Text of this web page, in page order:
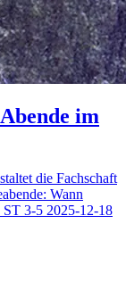
im
die Fachschaft
Wann
3-5 2025-12-18